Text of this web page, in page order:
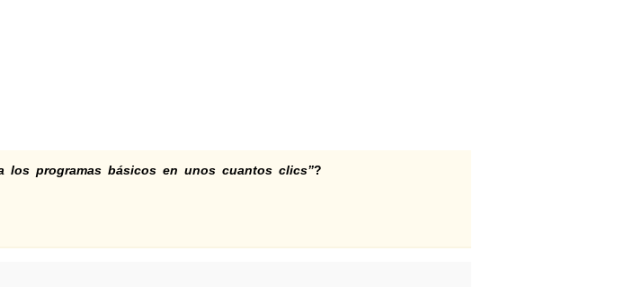
los programas básicos en unos cuantos clics”?